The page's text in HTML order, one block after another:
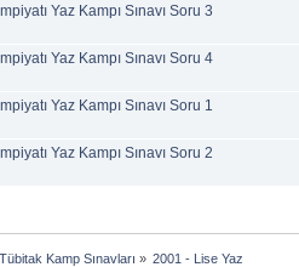
Yaz Kampı Sınavı Soru 3
Yaz Kampı Sınavı Soru 4
Yaz Kampı Sınavı Soru 1
Yaz Kampı Sınavı Soru 2
Tübitak Kamp Sınavları » 2001 - Lise Yaz